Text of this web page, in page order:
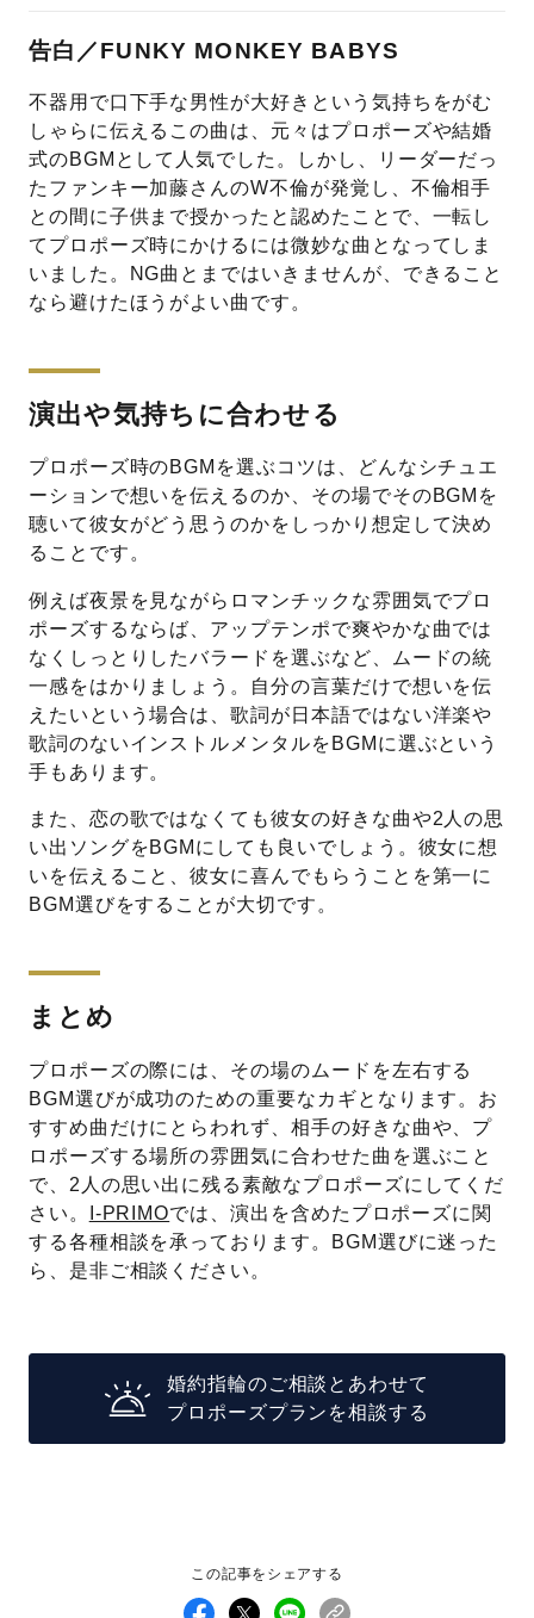
告白／FUNKY MONKEY BABYS
不器用で口下手な男性が大好きという気持ちをがむ
しゃらに伝えるこの曲は、元々はプロポーズや結婚
式のBGMとして人気でした。しかし、リーダーだっ
たファンキー加藤さんのW不倫が発覚し、不倫相手
との間に子供まで授かったと認めたことで、一転し
てプロポーズ時にかけるには微妙な曲となってしま
いました。NG曲とまではいきませんが、できること
なら避けたほうがよい曲です。
演出や気持ちに合わせる
プロポーズ時のBGMを選ぶコツは、どんなシチュエ
ーションで想いを伝えるのか、その場でそのBGMを
聴いて彼女がどう思うのかをしっかり想定して決め
ることです。
例えば夜景を見ながらロマンチックな雰囲気でプロ
ポーズするならば、アップテンポで爽やかな曲では
なくしっとりしたバラードを選ぶなど、ムードの統
一感をはかりましょう。自分の言葉だけで想いを伝
えたいという場合は、歌詞が日本語ではない洋楽や
歌詞のないインストルメンタルをBGMに選ぶという
手もあります。
また、恋の歌ではなくても彼女の好きな曲や2人の思
い出ソングをBGMにしても良いでしょう。彼女に想
いを伝えること、彼女に喜んでもらうことを第一に
BGM選びをすることが大切です。
まとめ
プロポーズの際には、その場のムードを左右する
BGM選びが成功のための重要なカギとなります。お
すすめ曲だけにとらわれず、相手の好きな曲や、プ
ロポーズする場所の雰囲気に合わせた曲を選ぶこと
で、2人の思い出に残る素敵なプロポーズにしてくだ
さい。
I-PRIMOでは、演出を含めたプロポーズに関
する各種相談を承っております。BGM選びに迷った
ら、是非ご相談ください。
婚約指輪のご相談とあわせて
プロポーズプランを相談する
この記事をシェアする